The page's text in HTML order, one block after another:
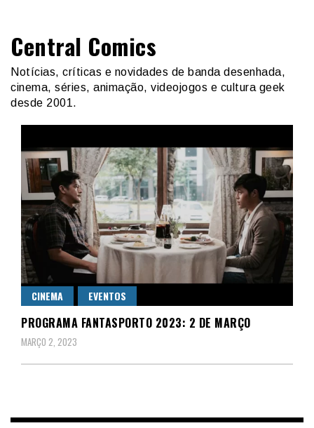
Central Comics
Notícias, críticas e novidades de banda desenhada,
cinema, séries, animação, videojogos e cultura geek
desde 2001.
CINEMA EVENTOS
PROGRAMA FANTASPORTO 2023: 2 DE MARÇO
MARÇO 2, 2023